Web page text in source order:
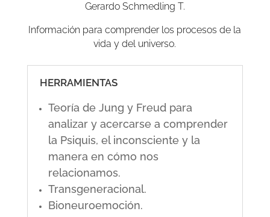
Gerardo Schmedling T.
Información para comprender los procesos de la
vida y del universo.
HERRAMIENTAS
Teoría de Jung y Freud para
analizar y acercarse a comprender
la Psiquis, el inconsciente y la
manera en cómo nos
relacionamos.
Transgeneracional.
Bioneuroemoción.